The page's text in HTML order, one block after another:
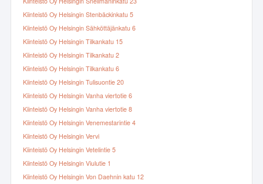
Kiinteistö Oy Helsingin Stenbäckinkatu 5
Kiinteistö Oy Helsingin Sähköttäjänkatu 6
Kiinteistö Oy Helsingin Tilkankatu 15
Kiinteistö Oy Helsingin Tilkankatu 2
Kiinteistö Oy Helsingin Tilkankatu 6
Kiinteistö Oy Helsingin Tulisuontie 20
Kiinteistö Oy Helsingin Vanha viertotie 6
Kiinteistö Oy Helsingin Vanha viertotie 8
Kiinteistö Oy Helsingin Venemestarintie 4
Kiinteistö Oy Helsingin Vervi
Kiinteistö Oy Helsingin Vetelintie 5
Kiinteistö Oy Helsingin Viulutie 1
Kiinteistö Oy Helsingin Von Daehnin katu 12